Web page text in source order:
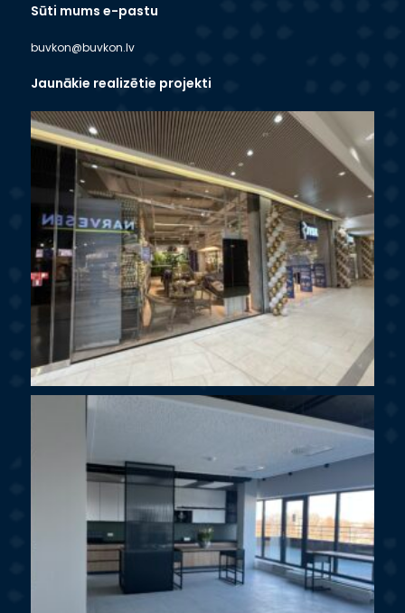
Sūti mums e-pastu
buvkon@buvkon.lv
Jaunākie realizētie projekti